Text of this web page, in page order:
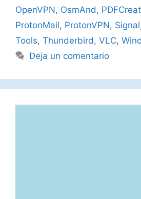
OpenVPN, OsmAnd ,
ProtonMail, ProtonVPN, Signal
Tools, Thunderbird , VLC,
Deja un comentario